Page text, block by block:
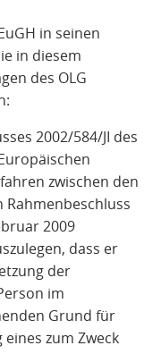
in seinen
in diesem
des OLG
2002/584/JI des
zwischen den
2009
dass er
der
im
Grund für
zum Zweck